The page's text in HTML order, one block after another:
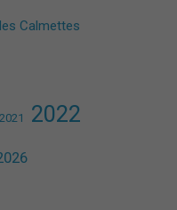
Calmettes
2021 2022